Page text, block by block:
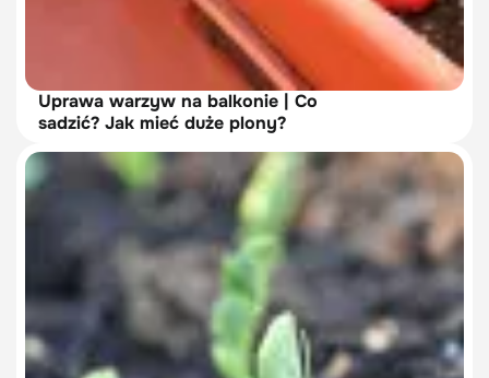
Uprawa warzyw na balkonie | Co
sadzić? Jak mieć duże plony?